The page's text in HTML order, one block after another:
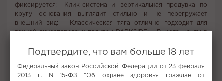
фиксируется; –Клик-система и вертикальная продувка по
кругу основания выглядит стильно и не перегружает
внешний вид; – Классическая тяга отлично подходит для
точной вкусопередачи палитры DARKSIDE; – Высота шахты в
Комплектация Шахта, мундштук, блюдце, комплект
картонная упаковка.
Подтвердите, что вам больше 18 лет
Федеральный закон Российской Федерации от 23 февраля
2013 г. N 15-ФЗ "Об охране здоровья граждан от